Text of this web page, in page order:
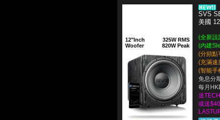
12"Inch
Woofer
325W RMS
820W Peak
SVS
美國
(全新設
(內建
(分頻點
(充滿速
(智能手
免息分
每月
送
或送